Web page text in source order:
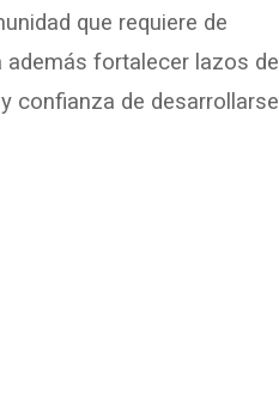
que requiere de
fortalecer lazos de
confianza de desarrollarse